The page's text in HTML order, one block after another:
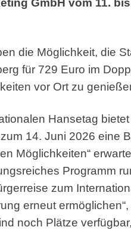
GmbH vom 11.
die Möglichkeit, die
für 729 Euro im
vor Ort zu
Hansetag
14. Juni 2026 eine
Möglichkeiten“
Programm
zum
erneut
noch Plätze